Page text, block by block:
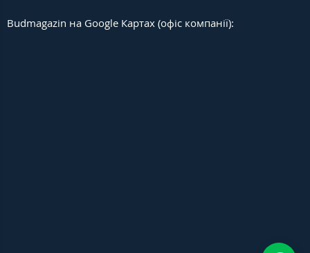
Budmagazin на Google Картах (офіс компанії):